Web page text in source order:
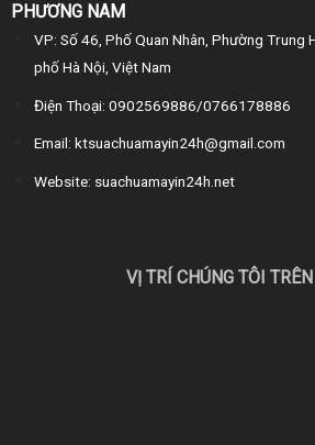
PHƯƠNG NAM
VP: Số 46, Phố Quan Nhân, Phường Trung
phố Hà Nội, Việt Nam
Điện Thoại: 0902569886/0766178886
Email: ktsuachuamayin24h@gmail.com
Website: suachuamayin24h.net
VỊ TRÍ CHÚNG TÔI